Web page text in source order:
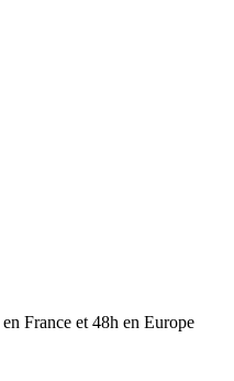
en France et 48h en Europe